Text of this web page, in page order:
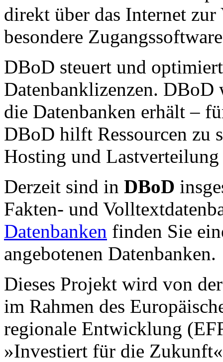
direkt über das Internet
besondere
DBoD steuert und
Datenbanklizenzen.
die Datenbanken erhält –
DBoD hilft Ressourcen zu
Hosting und
Derzeit sind in DBoD
Fakten- und
Datenbanken finden Sie
angebotenen Datenbanken.
Dieses Projekt wird von
im Rahmen des
regionale Entwicklung
»Investiert für die Zukunft«